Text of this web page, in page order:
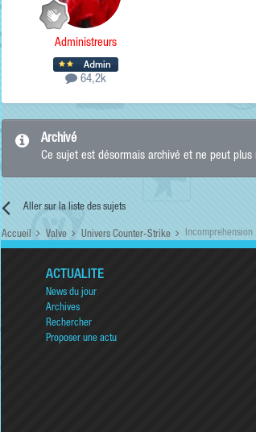
Administreurs
64,2k
Archivé
Ce sujet est désormais archivé et ne peut plus
Aller sur la liste des sujets
Accueil Valve Univers Counter-Strike Incomprehension
ACTUALITÉ
News du jour
Archives
Rechercher
Proposer une actu